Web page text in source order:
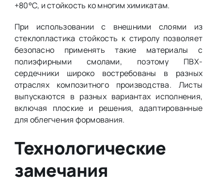
+80°С, и стойкость ко многим химикатам.
При использовании с внешними слоями из
стеклопластика стойкость к стиролу позволяет
безопасно применять такие материалы с
полиэфирными смолами, поэтому ПВХ-
сердечники широко востребованы в разных
отраслях композитного производства. Листы
выпускаются в разных вариантах исполнения,
включая плоские и решения, адаптированные
для облегчения формования.
Технологические
замечания